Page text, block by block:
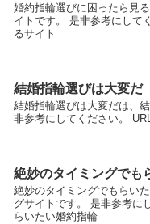
婚約指輪選びに困ったら見
イトです。 是非参考にして
るサイト
結婚指輪選びは大変だ
結婚指輪選びは大変だは、
非参考にしてください。
絶妙のタイミングでも
絶妙のタイミングでもらい
グサイトです。 是非参考に
らいたい婚約指輪